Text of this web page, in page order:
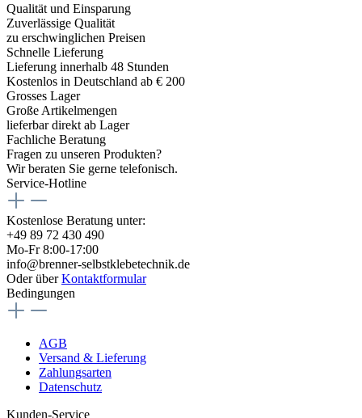
Qualität und Einsparung
Zuverlässige Qualität
zu erschwinglichen Preisen
Schnelle Lieferung
Lieferung innerhalb 48 Stunden
Kostenlos in Deutschland ab € 200
Grosses Lager
Große Artikelmengen
lieferbar direkt ab Lager
Fachliche Beratung
Fragen zu unseren Produkten?
Wir beraten Sie gerne telefonisch.
Service-Hotline
Kostenlose Beratung unter:
+49 89 72 430 490
Mo-Fr 8:00-17:00
info@brenner-selbstklebetechnik.de
Oder überKontaktformular
Bedingungen
AGB
Versand & Lieferung
Zahlungsarten
Datenschutz
Kunden-Service